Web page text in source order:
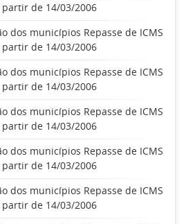
partir de 14/03/2006
dos municípios Repasse de ICMS
partir de 14/03/2006
dos municípios Repasse de ICMS
partir de 14/03/2006
dos municípios Repasse de ICMS
partir de 14/03/2006
dos municípios Repasse de ICMS
partir de 14/03/2006
dos municípios Repasse de ICMS
partir de 14/03/2006